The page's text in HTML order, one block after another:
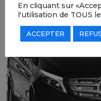
En cliquant sur
l'utilisation de TOUS
ACCEPTER